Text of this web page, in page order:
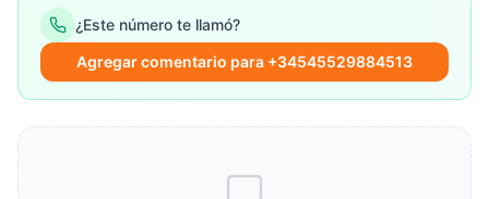
¿Este número te llamó?
Agregar comentario para +34545529884513